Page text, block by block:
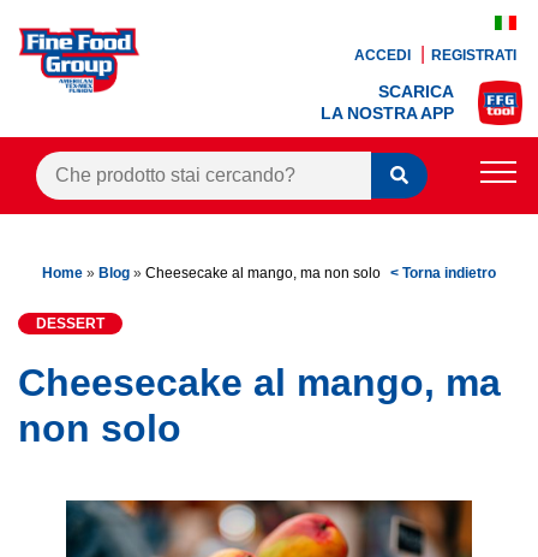
ACCEDI REGISTRATI
SCARICA
LA NOSTRA APP
BLOG
RICETTE
BONUS FEDELTÀ
OFFERTE
Home » Blog » Cheesecake al mango, ma non solo < Torna indietro
DESSERT
Cheesecake al mango, ma
non solo